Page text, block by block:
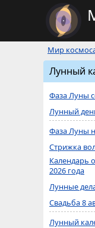
Мир
Лунный
Фаза Луны
Лунный
Фаза Луны
Стрижка
Календарь
2026 года
Лунные
Свадьба 8
Лунный